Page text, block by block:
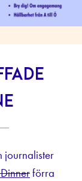
journalister
förra